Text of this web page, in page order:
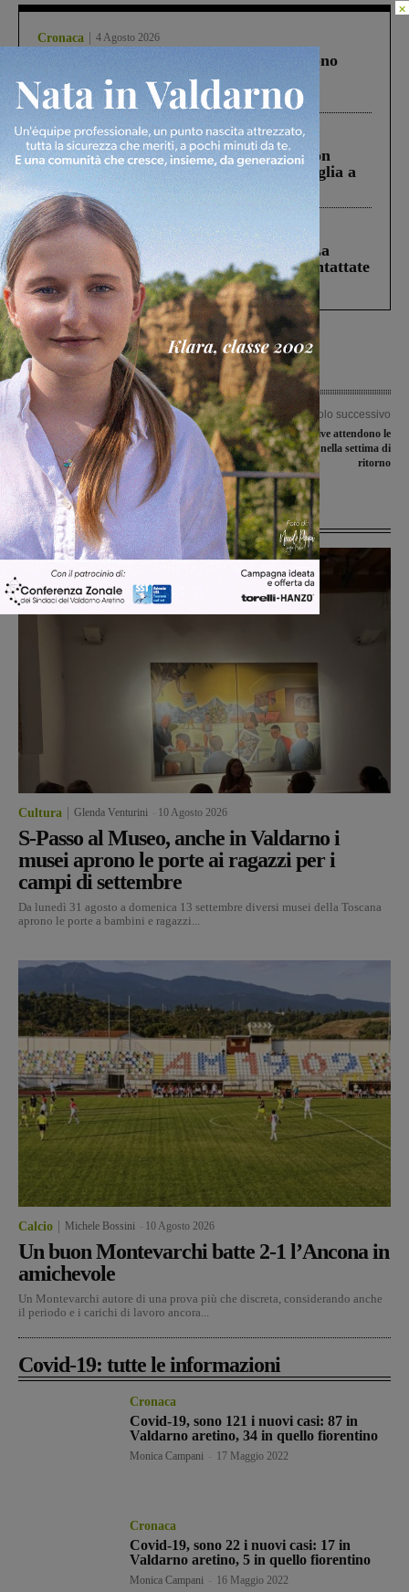
Cronaca 4 Agosto 2026
Un anno fa la strage in A1 in cui morirono
Gianni, Giulia e Franco. Lo schianto, il
processo, lo stop ai sorpassi fra tir....
Cronaca 3 Agosto 2026
Scomparso da una struttura di Castiglion
Fiorentino l’uomo che aveva ucciso la figlia a
Levane nel 2020
Cronaca 5 Agosto 2026
Continuano le ricerche di Miah Billal. La
Prefettura: “In caso di avvistamento contattate
il 112”
Articolo precedente
Ciclovia dell’Arno e turismo
cicloturistico sotto la lente del
Panathlon Club Valdarno
Articolo successivo
Trasferte impegnative attendono le
valdarnesi di serie C nella settima di
ritorno
Ultime Notizie
Cultura Glenda Venturini 10 Agosto 2026
S-Passo al Museo, anche in Valdarno i
musei aprono le porte ai ragazzi per i
campi di settembre
Da lunedì 31 agosto a domenica 13 settembre diversi musei della Toscana
aprono le porte a bambini e ragazzi...
Calcio Michele Bossini 10 Agosto 2026
Un buon Montevarchi batte 2-1 l’Ancona in
amichevole
Un Montevarchi autore di una prova più che discreta, considerando anche
il periodo e i carichi di lavoro ancora...
Covid-19: tutte le informazioni
Cronaca
Covid-19, sono 121 i nuovi casi: 87 in
Valdarno aretino, 34 in quello fiorentino
Monica Campani 17 Maggio 2022
Cronaca
Covid-19, sono 22 i nuovi casi: 17 in
Valdarno aretino, 5 in quello fiorentino
Monica Campani 16 Maggio 2022
×